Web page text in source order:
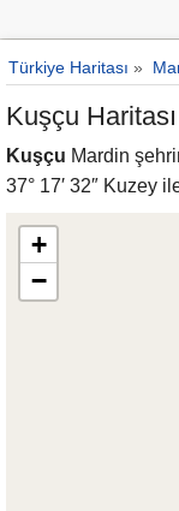
Türkiye Haritası »
Kuşçu
Kuşçu Mardin
37° 17′ 32″ Kuzey
+
−